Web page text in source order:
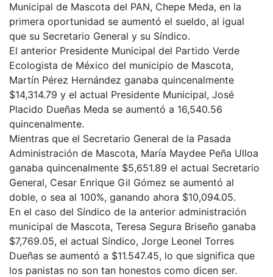
Municipal de Mascota del PAN, Chepe Meda, en la
primera oportunidad se aumentó el sueldo, al igual
que su Secretario General y su Síndico.
El anterior Presidente Municipal del Partido Verde
Ecologista de México del municipio de Mascota,
Martín Pérez Hernández ganaba quincenalmente
$14,314.79 y el actual Presidente Municipal, José
Placido Dueñas Meda se aumentó a 16,540.56
quincenalmente.
Mientras que el Secretario General de la Pasada
Administración de Mascota, María Maydee Peña Ulloa
ganaba quincenalmente $5,651.89 el actual Secretario
General, Cesar Enrique Gil Gómez se aumentó al
doble, o sea al 100%, ganando ahora $10,094.05.
En el caso del Síndico de la anterior administración
municipal de Mascota, Teresa Segura Briseño ganaba
$7,769.05, el actual Síndico, Jorge Leonel Torres
Dueñas se aumentó a $11.547.45, lo que significa que
los panistas no son tan honestos como dicen ser.